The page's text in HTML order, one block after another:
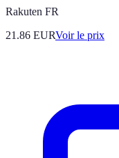
Rakuten FR
21.86 EURVoir le prix